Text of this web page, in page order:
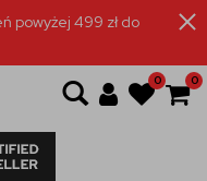
powyżej 499 zł do
0 0